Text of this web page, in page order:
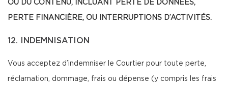
OU DU CONTENU, INCLUANT PERTE DE DONNÉES,
PERTE FINANCIÈRE, OU INTERRUPTIONS D’ACTIVITÉS.
12. INDEMNISATION
Vous acceptez d’indemniser le Courtier pour toute perte,
réclamation, dommage, frais ou dépense (y compris les frais